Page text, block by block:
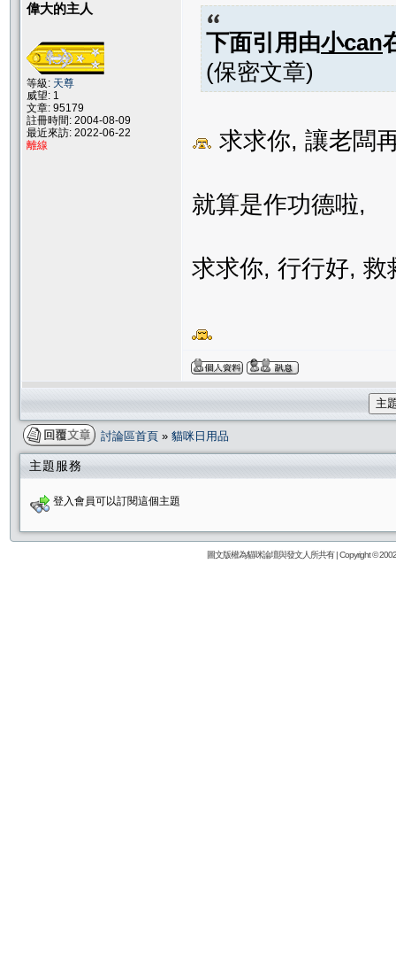
偉大的主人
等級: 天尊
威望: 1
文章: 95179
註冊時間: 2004-08-09
最近來訪: 2022-06-22
離線
下面引用由小can
(保密文章)
求求你, 讓老闆
就算是作功德啦,
求求你, 行行好, 救
主
討論區首頁 » 貓咪日用品
主題服務
登入會員可以訂閱這個主題
圖文版權為貓咪論壇與發文人所共有 | Copyright ©